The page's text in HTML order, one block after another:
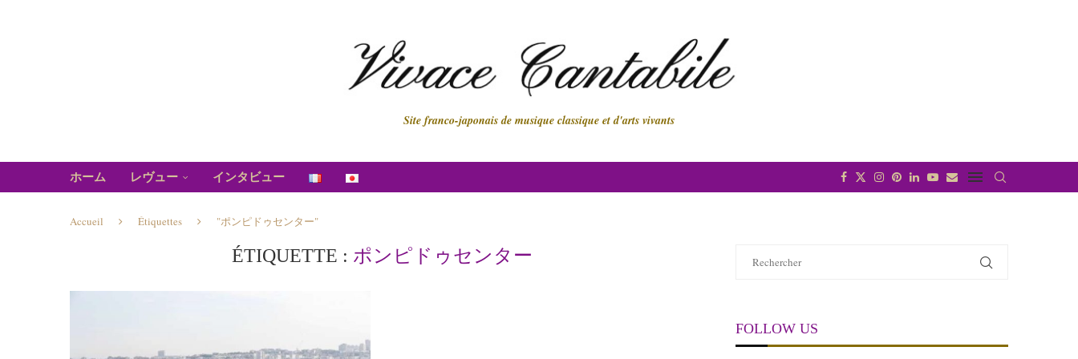
Site franco-japonais de musique classique et d'arts vivants
ホーム レヴュー インタビュー
Accueil Étiquettes "ポンピドゥセンター"
ÉTIQUETTE : ポンピドゥセンター
FOLLOW US